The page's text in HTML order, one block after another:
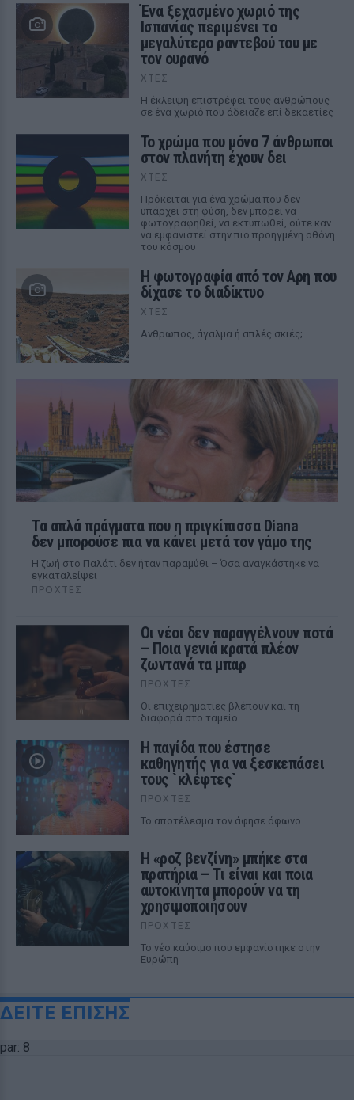
Ένα ξεχασμένο χωριό της
Ισπανίας περιμένει το
μεγαλύτερο ραντεβού του με
τον ουρανό
ΧΤΕΣ
Η έκλειψη επιστρέφει τους ανθρώπους
σε ένα χωριό που άδειαζε επί δεκαετίες
Το χρώμα που μόνο 7 άνθρωποι
στον πλανήτη έχουν δει
ΧΤΕΣ
Πρόκειται για ένα χρώμα που δεν
υπάρχει στη φύση, δεν μπορεί να
φωτογραφηθεί, να εκτυπωθεί, ούτε καν
να εμφανιστεί στην πιο προηγμένη οθόνη
του κόσμου
Η φωτογραφία από τον Αρη που
δίχασε το διαδίκτυο
ΧΤΕΣ
Ανθρωπος, άγαλμα ή απλές σκιές;
Τα απλά πράγματα που η πριγκίπισσα Diana
δεν μπορούσε πια να κάνει μετά τον γάμο της
Η ζωή στο Παλάτι δεν ήταν παραμύθι – Όσα αναγκάστηκε να
εγκαταλείψει
ΠΡΟΧΤΈΣ
Οι νέοι δεν παραγγέλνουν ποτά
– Ποια γενιά κρατά πλέον
ζωντανά τα μπαρ
ΠΡΟΧΤΈΣ
Οι επιχειρηματίες βλέπουν και τη
διαφορά στο ταμείο
Η παγίδα που έστησε
καθηγητής για να ξεσκεπάσει
τους `κλέφτες`
ΠΡΟΧΤΈΣ
Το αποτέλεσμα τον άφησε άφωνο
Η «ροζ βενζίνη» μπήκε στα
πρατήρια – Τι είναι και ποια
αυτοκίνητα μπορούν να τη
χρησιμοποιήσουν
ΠΡΟΧΤΈΣ
Το νέο καύσιμο που εμφανίστηκε στην
Ευρώπη
ΔΕΙΤΕ ΕΠΙΣΗΣ
par: 8